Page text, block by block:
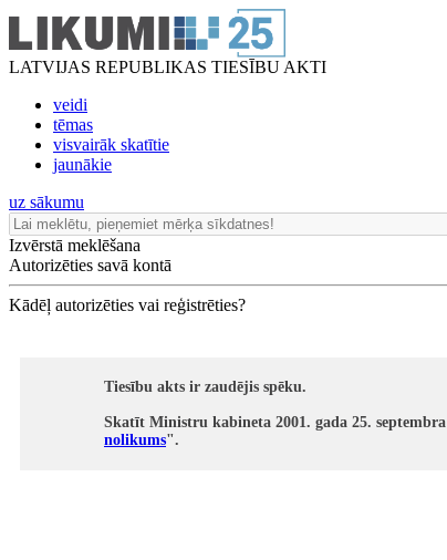
LATVIJAS REPUBLIKAS TIESĪBU AKTI
veidi
tēmas
visvairāk skatītie
jaunākie
uz sākumu
Izvērstā meklēšana
Autorizēties savā kontā
Kādēļ autorizēties vai reģistrēties?
Tiesību akts ir zaudējis spēku.
Skatīt Ministru kabineta 2001. gada 25.
nolikums".